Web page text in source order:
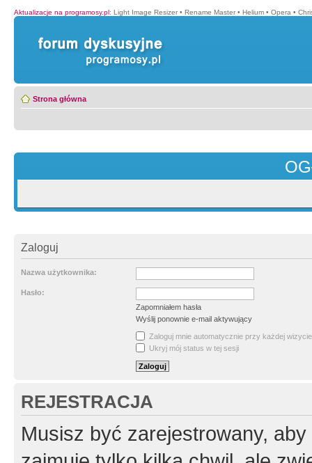
Aktualizacje na programosy.pl: Light Image Resizer • Rename Master • Helium • Opera •
Strona główna
Zaloguj
Nazwa użytkownika:
Hasło:
Zapomniałem hasła
Wyślij ponownie e-mail aktywujący
Zaloguj mnie automatycznie przy każdej wizycie
Ukryj mój status w tej sesji
REJESTRACJA
Musisz być zarejestrowany,